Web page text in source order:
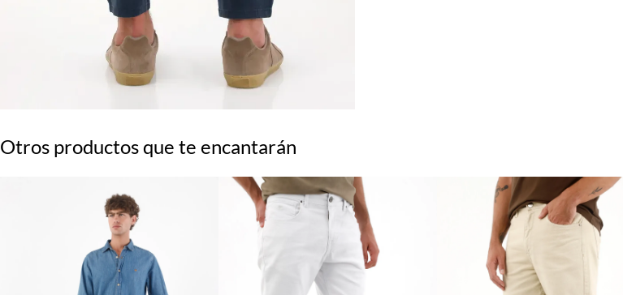
Otros productos que te encantarán